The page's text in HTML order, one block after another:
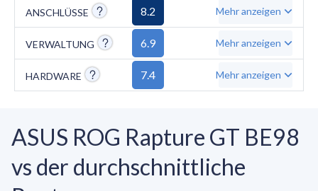
ANSCHLÜSSE 8.2 Mehr anzeigen
VERWALTUNG 6.9 Mehr anzeigen
HARDWARE 7.4 Mehr anzeigen
ASUS ROG Rapture GT BE98
vs der durchschnittliche